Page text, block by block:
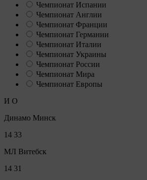
Чемпионат Испании
Чемпионат Англии
Чемпионат Франции
Чемпионат Германии
Чемпионат Италии
Чемпионат Украины
Чемпионат России
Чемпионат Мира
Чемпионат Европы
И О
Динамо Минск
14 33
МЛ Витебск
14 31